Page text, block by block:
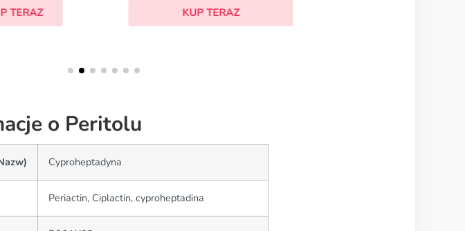
o Peritolu
Cyproheptadyna
Periactin, Ciplactin, cyproheptadina